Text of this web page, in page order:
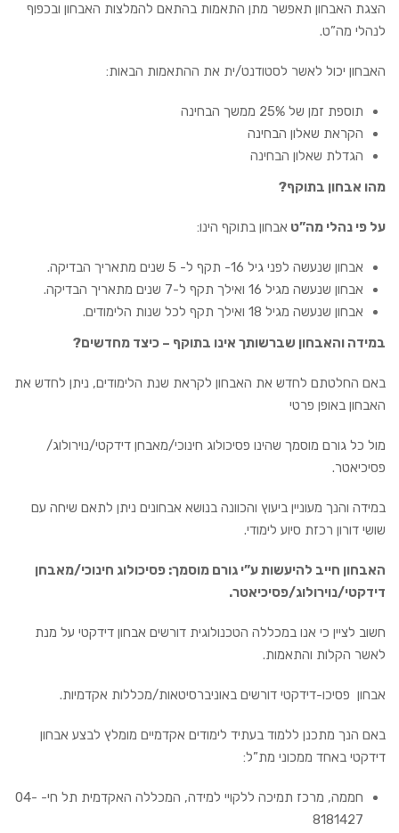
הצגת האבחון תאפשר מתן התאמות בהתאם להמלצות האבחון ובכפוף
לנהלי מה”ט.
האבחון יכול לאשר לסטודנט/ית את ההתאמות הבאות:
תוספת זמן של 25% ממשך הבחינה
הקראת שאלון הבחינה
הגדלת שאלון הבחינה
מהו אבחון בתוקף?
על פי נהלי מה”ט אבחון בתוקף הינו:
אבחון שנעשה לפני גיל 16- תקף ל- 5 שנים מתאריך הבדיקה.
אבחון שנעשה מגיל 16 ואילך תקף ל-7 שנים מתאריך הבדיקה.
אבחון שנעשה מגיל 18 ואילך תקף לכל שנות הלימודים.
במידה והאבחון שברשותך אינו בתוקף – כיצד מחדשים?
באם החלטתם לחדש את האבחון לקראת שנת הלימודים, ניתן לחדש את
האבחון באופן פרטי
מול כל גורם מוסמך שהינו פסיכולוג חינוכי/מאבחן דידקטי/נוירולוג/
פסיכיאטר.
במידה והנך מעוניין ביעוץ והכוונה בנושא אבחונים ניתן לתאם שיחה עם
שושי דורון רכזת סיוע לימודי.
האבחון חייב להיעשות ע”י גורם מוסמך: פסיכולוג חינוכי/מאבחן
דידקטי/נוירולוג/פסיכיאטר.
חשוב לציין כי אנו במכללה הטכנולוגית דורשים אבחון דידקטי על מנת
לאשר הקלות והתאמות.
אבחון פסיכו-דידקטי דורשים באוניברסיטאות/מכללות אקדמיות.
באם הנך מתכנן ללמוד בעתיד לימודים אקדמיים מומלץ לבצע אבחון
דידקטי באחד ממכוני מת”ל:
חממה, מרכז תמיכה ללקויי למידה, המכללה האקדמית תל חי- 04-
8181427